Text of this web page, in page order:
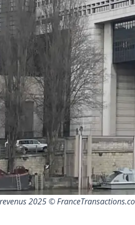
2025 ©